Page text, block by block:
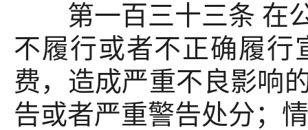
第一百三十三条 在公
不履行或者不正确履行
费，造成严重不良影响
告或者严重警告处分；